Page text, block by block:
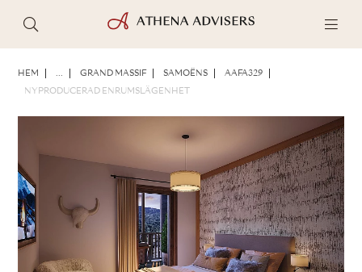
HEM ... GRAND MASSIF SAMOËNS AAFA329
NYPRODUCERAD ENRUMSLÄGENHET